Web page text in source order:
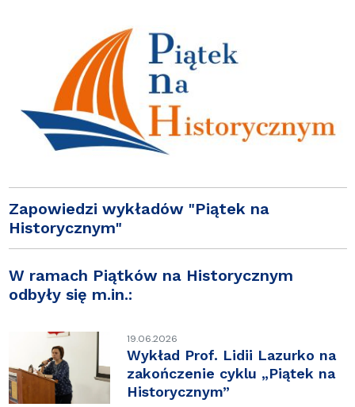
Zapowiedzi wykładów "Piątek na
Historycznym"
W ramach Piątków na Historycznym
odbyły się m.in.:
19.06.2026
Wykład Prof. Lidii Lazurko na
zakończenie cyklu „Piątek na
Historycznym”